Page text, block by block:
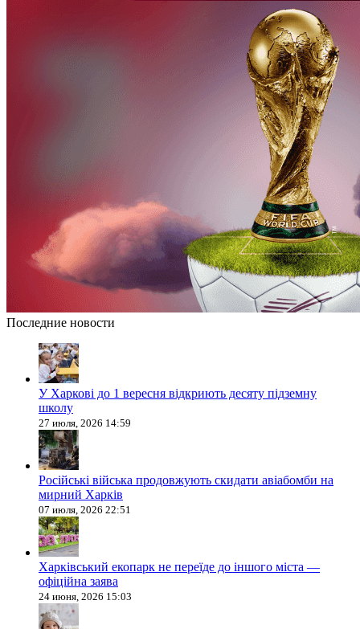
Последние новости
У Харкові до 1 вересня відкриють десяту підземну
школу
27 июля, 2026 14:59
Російські війська продовжують скидати авіабомби на
мирний Харків
07 июля, 2026 22:51
Харківський екопарк не переїде до іншого міста —
офіційна заява
24 июня, 2026 15:03